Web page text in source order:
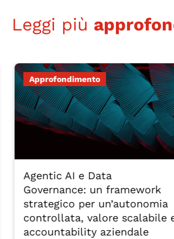
Leggi più
Approfondimento
Agentic AI e Data
Governance: un framework
strategico per un’autonomia
controllata, valore scalabile e
accountability aziendale